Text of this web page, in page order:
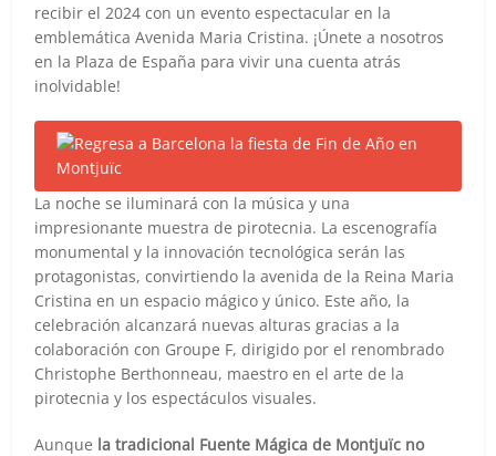
recibir el 2024 con un evento espectacular en la
emblemática Avenida Maria Cristina. ¡Únete a nosotros
en la Plaza de España para vivir una cuenta atrás
inolvidable!
La noche se iluminará con la música y una
impresionante muestra de pirotecnia. La escenografía
monumental y la innovación tecnológica serán las
protagonistas, convirtiendo la avenida de la Reina Maria
Cristina en un espacio mágico y único. Este año, la
celebración alcanzará nuevas alturas gracias a la
colaboración con Groupe F, dirigido por el renombrado
Christophe Berthonneau, maestro en el arte de la
pirotecnia y los espectáculos visuales.
Aunque la tradicional Fuente Mágica de Montjuïc no